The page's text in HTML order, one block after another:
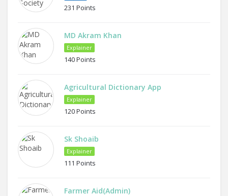
231 Points
MD Akram Khan
Explainer
140 Points
Agricultural Dictionary App
Explainer
120 Points
Sk Shoaib
Explainer
111 Points
Farmer Aid(Admin)